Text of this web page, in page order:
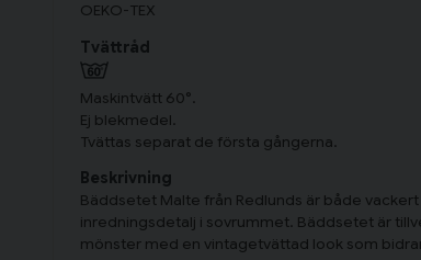
OEKO-TEX
Tvättråd
Maskintvätt 60°.
Ej blekmedel.
Tvättas separat de första gångerna.
Beskrivning
Bäddsetet Malte från Redlunds är både
inredningsdetalj i sovrummet. Bäddsetet är
mönster med en vintagetvättad look som